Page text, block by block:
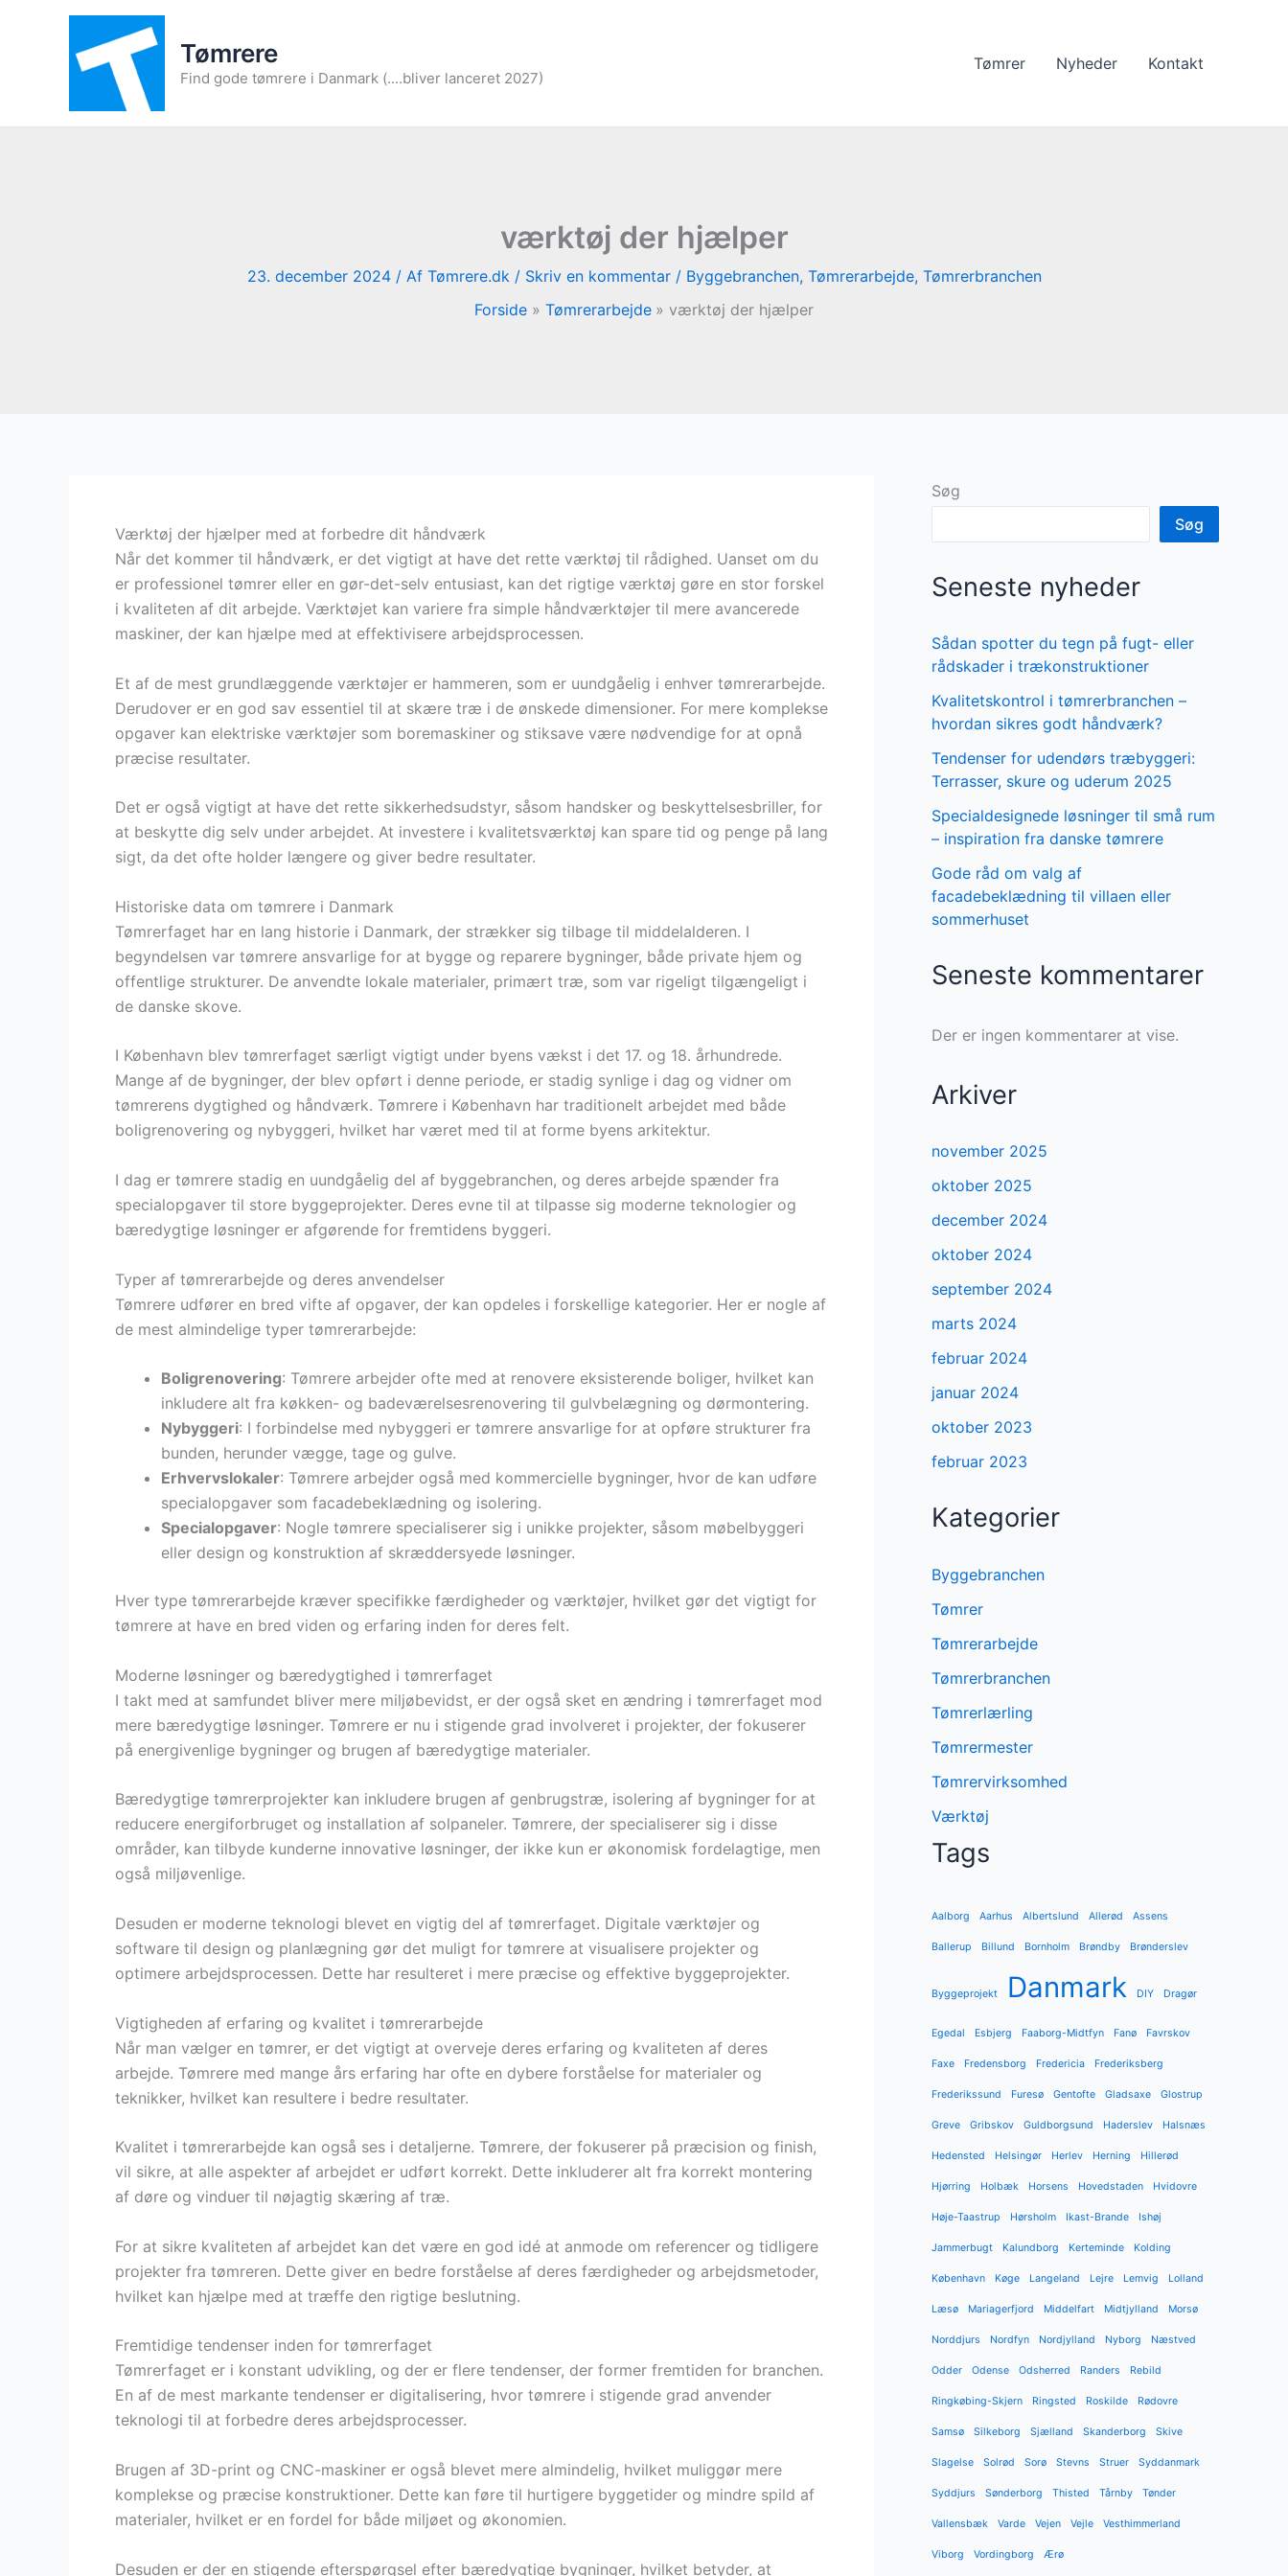
Tømrere
Find gode tømrere i Danmark (....bliver lanceret 2027)
Tømrer Nyheder Kontakt
værktøj der hjælper
23. december 2024 / Af Tømrere.dk / Skriv en kommentar / Byggebranchen, Tømrerarbejde, Tømrerbranchen
Forside
Tømrerarbejde værktøj der hjælper
Værktøj der hjælper med at forbedre dit håndværk
Når det kommer til håndværk, er det vigtigt at have det rette værktøj til rådighed. Uanset om du
er professionel tømrer eller en gør-det-selv entusiast, kan det rigtige værktøj gøre en stor forskel
i kvaliteten af dit arbejde. Værktøjet kan variere fra simple håndværktøjer til mere avancerede
maskiner, der kan hjælpe med at effektivisere arbejdsprocessen.
Et af de mest grundlæggende værktøjer er hammeren, som er uundgåelig i enhver tømrerarbejde.
Derudover er en god sav essentiel til at skære træ i de ønskede dimensioner. For mere komplekse
opgaver kan elektriske værktøjer som boremaskiner og stiksave være nødvendige for at opnå
præcise resultater.
Det er også vigtigt at have det rette sikkerhedsudstyr, såsom handsker og beskyttelsesbriller, for
at beskytte dig selv under arbejdet. At investere i kvalitetsværktøj kan spare tid og penge på lang
sigt, da det ofte holder længere og giver bedre resultater.
Historiske data om tømrere i Danmark
Tømrerfaget har en lang historie i Danmark, der strækker sig tilbage til middelalderen. I
begyndelsen var tømrere ansvarlige for at bygge og reparere bygninger, både private hjem og
offentlige strukturer. De anvendte lokale materialer, primært træ, som var rigeligt tilgængeligt i
de danske skove.
I København blev tømrerfaget særligt vigtigt under byens vækst i det 17. og 18. århundrede.
Mange af de bygninger, der blev opført i denne periode, er stadig synlige i dag og vidner om
tømrerens dygtighed og håndværk. Tømrere i København har traditionelt arbejdet med både
boligrenovering og nybyggeri, hvilket har været med til at forme byens arkitektur.
I dag er tømrere stadig en uundgåelig del af byggebranchen, og deres arbejde spænder fra
specialopgaver til store byggeprojekter. Deres evne til at tilpasse sig moderne teknologier og
bæredygtige løsninger er afgørende for fremtidens byggeri.
Typer af tømrerarbejde og deres anvendelser
Tømrere udfører en bred vifte af opgaver, der kan opdeles i forskellige kategorier. Her er nogle af
de mest almindelige typer tømrerarbejde:
Boligrenovering: Tømrere arbejder ofte med at renovere eksisterende boliger, hvilket kan
inkludere alt fra køkken- og badeværelsesrenovering til gulvbelægning og dørmontering.
Nybyggeri: I forbindelse med nybyggeri er tømrere ansvarlige for at opføre strukturer fra
bunden, herunder vægge, tage og gulve.
Erhvervslokaler: Tømrere arbejder også med kommercielle bygninger, hvor de kan udføre
specialopgaver som facadebeklædning og isolering.
Specialopgaver: Nogle tømrere specialiserer sig i unikke projekter, såsom møbelbyggeri
eller design og konstruktion af skræddersyede løsninger.
Hver type tømrerarbejde kræver specifikke færdigheder og værktøjer, hvilket gør det vigtigt for
tømrere at have en bred viden og erfaring inden for deres felt.
Moderne løsninger og bæredygtighed i tømrerfaget
I takt med at samfundet bliver mere miljøbevidst, er der også sket en ændring i tømrerfaget mod
mere bæredygtige løsninger. Tømrere er nu i stigende grad involveret i projekter, der fokuserer
på energivenlige bygninger og brugen af bæredygtige materialer.
Bæredygtige tømrerprojekter kan inkludere brugen af genbrugstræ, isolering af bygninger for at
reducere energiforbruget og installation af solpaneler. Tømrere, der specialiserer sig i disse
områder, kan tilbyde kunderne innovative løsninger, der ikke kun er økonomisk fordelagtige, men
også miljøvenlige.
Desuden er moderne teknologi blevet en vigtig del af tømrerfaget. Digitale værktøjer og
software til design og planlægning gør det muligt for tømrere at visualisere projekter og
optimere arbejdsprocessen. Dette har resulteret i mere præcise og effektive byggeprojekter.
Vigtigheden af erfaring og kvalitet i tømrerarbejde
Når man vælger en tømrer, er det vigtigt at overveje deres erfaring og kvaliteten af deres
arbejde. Tømrere med mange års erfaring har ofte en dybere forståelse for materialer og
teknikker, hvilket kan resultere i bedre resultater.
Kvalitet i tømrerarbejde kan også ses i detaljerne. Tømrere, der fokuserer på præcision og finish,
vil sikre, at alle aspekter af arbejdet er udført korrekt. Dette inkluderer alt fra korrekt montering
af døre og vinduer til nøjagtig skæring af træ.
For at sikre kvaliteten af arbejdet kan det være en god idé at anmode om referencer og tidligere
projekter fra tømreren. Dette giver en bedre forståelse af deres færdigheder og arbejdsmetoder,
hvilket kan hjælpe med at træffe den rigtige beslutning.
Fremtidige tendenser inden for tømrerfaget
Tømrerfaget er i konstant udvikling, og der er flere tendenser, der former fremtiden for branchen.
En af de mest markante tendenser er digitalisering, hvor tømrere i stigende grad anvender
teknologi til at forbedre deres arbejdsprocesser.
Brugen af 3D-print og CNC-maskiner er også blevet mere almindelig, hvilket muliggør mere
komplekse og præcise konstruktioner. Dette kan føre til hurtigere byggetider og mindre spild af
materialer, hvilket er en fordel for både miljøet og økonomien.
Desuden er der en stigende efterspørgsel efter bæredygtige bygninger, hvilket betyder, at
Søg
Søg
Seneste nyheder
Sådan spotter du tegn på fugt- eller
rådskader i trækonstruktioner
Kvalitetskontrol i tømrerbranchen –
hvordan sikres godt håndværk?
Tendenser for udendørs træbyggeri:
Terrasser, skure og uderum 2025
Specialdesignede løsninger til små rum
– inspiration fra danske tømrere
Gode råd om valg af
facadebeklædning til villaen eller
sommerhuset
Seneste kommentarer
Der er ingen kommentarer at vise.
Arkiver
november 2025
oktober 2025
december 2024
oktober 2024
september 2024
marts 2024
februar 2024
januar 2024
oktober 2023
februar 2023
Kategorier
Byggebranchen
Tømrer
Tømrerarbejde
Tømrerbranchen
Tømrerlærling
Tømrermester
Tømrervirksomhed
Værktøj
Tags
Aalborg Aarhus Albertslund Allerød Assens
Ballerup Billund Bornholm Brøndby Brønderslev
Byggeprojekt Danmark DIY Dragør
Egedal Esbjerg Faaborg-Midtfyn Fanø Favrskov
Faxe Fredensborg Fredericia Frederiksberg
Frederikssund Furesø Gentofte Gladsaxe Glostrup
Greve Gribskov Guldborgsund Haderslev Halsnæs
Hedensted Helsingør Herlev Herning Hillerød
Hjørring Holbæk Horsens Hovedstaden Hvidovre
Høje-Taastrup Hørsholm Ikast-Brande Ishøj
Jammerbugt Kalundborg Kerteminde Kolding
København Køge Langeland Lejre Lemvig Lolland
Læsø Mariagerfjord Middelfart Midtjylland Morsø
Norddjurs Nordfyn Nordjylland Nyborg Næstved
Odder Odense Odsherred Randers Rebild
Ringkøbing-Skjern Ringsted Roskilde Rødovre
Samsø Silkeborg Sjælland Skanderborg Skive
Slagelse Solrød Sorø Stevns Struer Syddanmark
Syddjurs Sønderborg Thisted Tårnby Tønder
Vallensbæk Varde Vejen Vejle Vesthimmerland
Viborg Vordingborg Ærø